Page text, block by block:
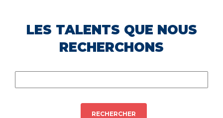
LES TALENTS QUE NOUS
RECHERCHONS
RECHERCHER